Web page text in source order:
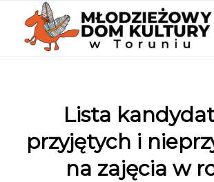
Lista
przyjętych i
na zajęcia w